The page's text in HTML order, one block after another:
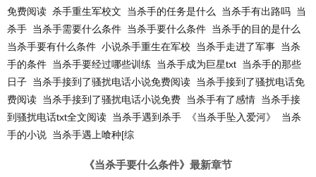
免费阅读 杀手重生军校文 当杀手的任务是什么 当杀手有出路吗 当
杀手 当杀手需要什么条件 当杀手要什么条件 当杀手的目的是什么
当杀手要有什么条件 小说杀手重生在军校 当杀手走进了军事 当杀
手的条件 当杀手要经过哪些训练 当杀手成为巨星txt 当杀手的那些
日子 当杀手接到了骚扰电话小说免费阅读 当杀手接到了骚扰电话免
费阅读 当杀手接到了骚扰电话小说免费 当杀手有了感情 当杀手接
到骚扰电话txt全文阅读 当杀手遇到杀手 《当杀手坠入爱河》
当杀
手的小说 当杀手遇上喰种[综
《当杀手要什么条件》最新章节